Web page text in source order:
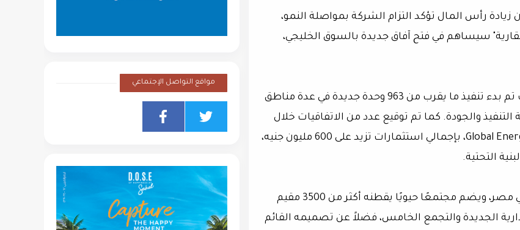
رأس المال تؤكد التزام الشركة بمواصلة النمو،
سيساهم في فتح آفاق جديدة بالسوق الخليجي،
وأوضح عارف أن مشروع "البروچ" يشهد تطورًا كبيرًا، حيث تم بدء تنفيذ ما يقرب من 963 وحدة جديدة في عدة مناطق
والجودة. كما تم توقيع عدد من الاتفاقيات خلال
الربع الأخير من 2024، أبرزها مع Forward للمقاولات وGlobal Energy، بإجمالي استثمارات تزيد على 600 مليون جنيه،
التحتية.
ويعد "البروچ" من أبرز المشروعات السكنية المتكاملة في مصر، ويضم مجتمعًا حيويًا يقطنه أكثر من 3500 مقيم
الجديدة والتجمع الخامس، فضلاً عن تصميمه القائم
مواقع التواصل الإجتماعي